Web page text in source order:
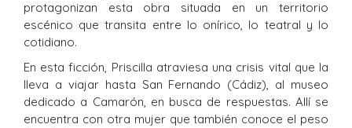
protagonizan esta obra situada en un territorio
escénico que transita entre lo onírico, lo teatral y lo
cotidiano.
En esta ficción, Priscilla atraviesa una crisis vital que la
lleva a viajar hasta San Fernando (Cádiz), al museo
dedicado a Camarón, en busca de respuestas. Allí se
encuentra con otra mujer que también conoce el peso